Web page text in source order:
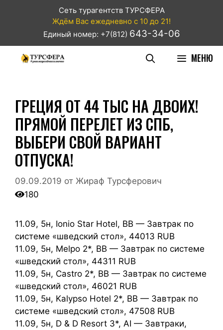
Сеть турагентств ТУРСФЕРА
Ждём Вас ежедневно с 10 до 21!
Единый номер: +7(812) 643-34-06
МЕНЮ
ГРЕЦИЯ ОТ 44 ТЫС НА ДВОИХ!
ПРЯМОЙ ПЕРЕЛЕТ ИЗ СПБ,
ВЫБЕРИ СВОЙ ВАРИАНТ
ОТПУСКА!
09.09.2019 от Жираф Турсферович
180
11.09, 5н, Ionio Star Hotel, BB — Завтрак по
системе «шведский стол», 44013 RUB
11.09, 5н, Melpo 2*, BB — Завтрак по системе
«шведский стол», 44311 RUB
11.09, 5н, Castro 2*, BB — Завтрак по системе
«шведский стол», 46021 RUB
11.09, 5н, Kalypso Hotel 2*, BB — Завтрак по
системе «шведский стол», 47508 RUB
11.09, 5н, D & D Resort 3*, AI — Завтраки,